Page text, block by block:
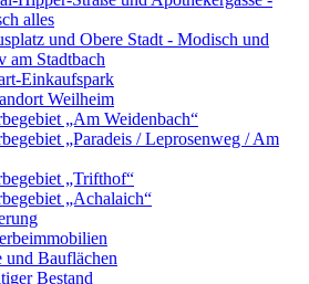
alles
und Obere Stadt - Modisch und
am Stadtbach
Einkaufspark
Weilheim
„Am Weidenbach“
„Paradeis / Leprosenweg / Am
„Trifthof“
„Achalaich“
und Bauflächen
Bestand